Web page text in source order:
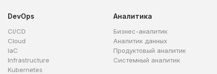
DevOps
CI/CD
Cloud
IaC
Infrastructure
Kubernetes
Аналитика
Бизнес-аналитик
Аналитик данных
Продуктовый аналитик
Системный аналитик